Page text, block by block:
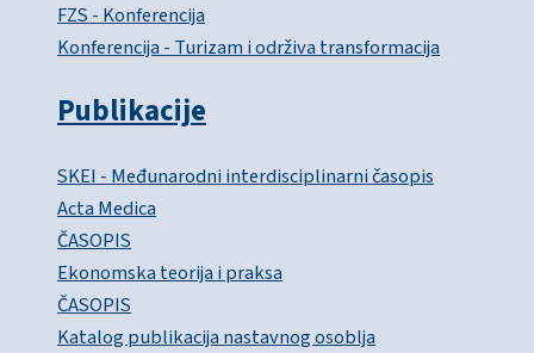
FZS - Konferencija
Konferencija - Turizam i održiva transformacija
Publikacije
SKEI - Međunarodni interdisciplinarni časopis
Acta Medica
ČASOPIS
Ekonomska teorija i praksa
ČASOPIS
Katalog publikacija nastavnog osoblja